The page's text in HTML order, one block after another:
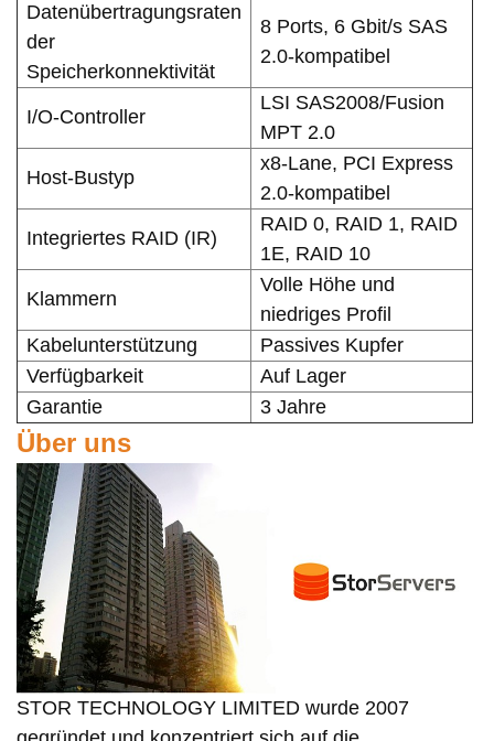
Datenübertragungsraten
der
Speicherkonnektivität
8 Ports, 6 Gbit/s SAS
2.0-kompatibel
I/O-Controller
LSI SAS2008/Fusion
MPT 2.0
Host-Bustyp
x8-Lane, PCI Express
2.0-kompatibel
Integriertes RAID (IR)
RAID 0, RAID 1, RAID
1E, RAID 10
Klammern
Volle Höhe und
niedriges Profil
Kabelunterstützung
Passives Kupfer
Verfügbarkeit
Auf Lager
Garantie
3 Jahre
Über uns
STOR TECHNOLOGY LIMITED wurde 2007